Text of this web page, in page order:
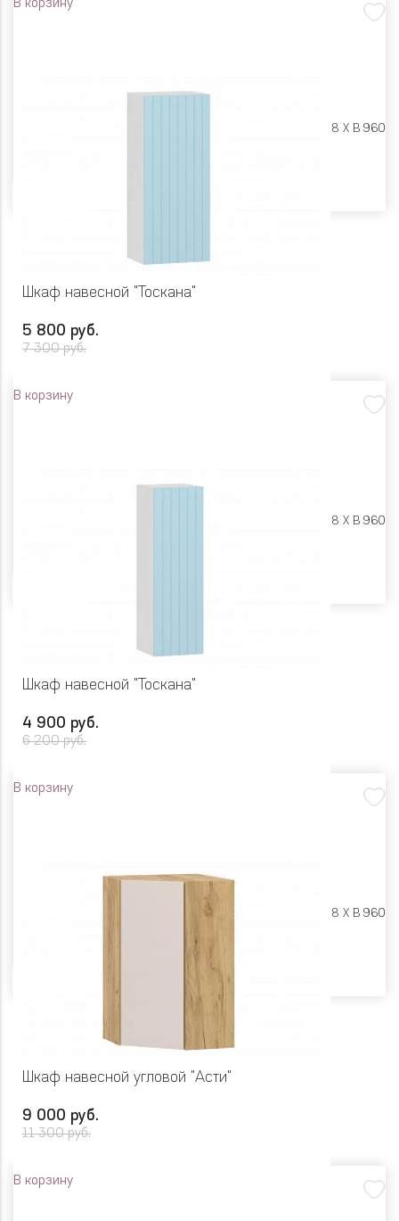
В корзину
Ш 450 X Г 318 X В 960
Шкаф навесной "Тоскана"
5 800 руб.
7 300 руб.
В корзину
Ш 400 X Г 318 X В 960
Шкаф навесной "Тоскана"
4 900 руб.
6 200 руб.
В корзину
Ш 300 X Г 318 X В 960
Шкаф навесной угловой "Асти"
9 000 руб.
11 300 руб.
В корзину